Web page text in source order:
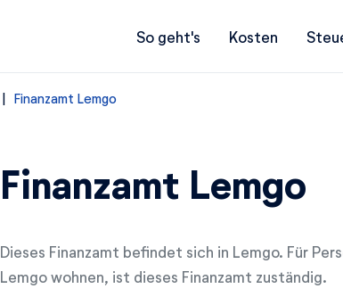
So geht's Kosten
Finanzamt Lemgo
Finanzamt Lemgo
Dieses Finanzamt befindet sich in Lemgo. Für
Lemgo wohnen, ist dieses Finanzamt zuständig.